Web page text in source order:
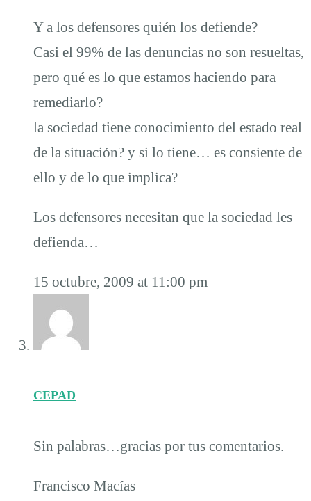
Y a los defensores quién los defiende?
Casi el 99% de las denuncias no son resueltas,
pero qué es lo que estamos haciendo para
remediarlo?
la sociedad tiene conocimiento del estado real
de la situación? y si lo tiene… es consiente de
ello y de lo que implica?
Los defensores necesitan que la sociedad les
defienda…
15 octubre, 2009 at 11:00 pm
CEPAD
Sin palabras…gracias por tus comentarios.
Francisco Macías